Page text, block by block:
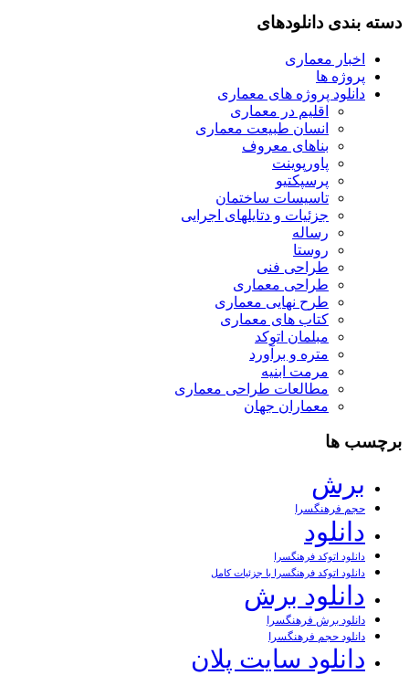
دسته بندی دانلودهای
اخبار معماری
پروژه ها
دانلود پروژه های معماری
اقلیم در معماری
انسان طبیعت معماری
بناهای معروف
پاورپوینت
پرسپکتیو
تاسیسات ساختمان
جزئیات و دتایلهای اجرایی
رساله
روستا
طراحی فنی
طراحی معماری
طرح نهایی معماری
کتاب های معماری
مبلمان اتوکد
متره و برآورد
مرمت ابنیه
مطالعات طراحی معماری
معماران جهان
برچسب ها
برش
حجم فرهنگسرا
دانلود
دانلود اتوکد فرهنگسرا
دانلود اتوکد فرهنگسرا با جزئیات کامل
دانلود برش
دانلود برش فرهنگسرا
دانلود حجم فرهنگسرا
دانلود سایت پلان